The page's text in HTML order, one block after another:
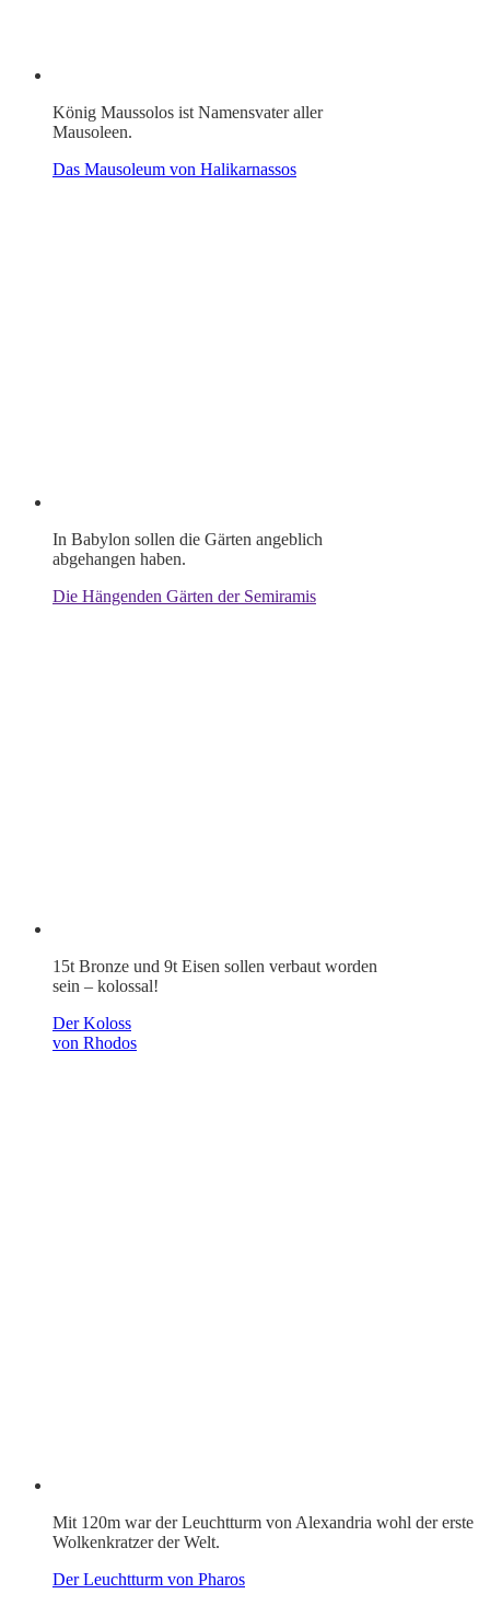
König Maussolos ist Namensvater aller
Mausoleen.
Das Mausoleum von Halikarnassos
In Babylon sollen die Gärten angeblich
abgehangen haben.
Die Hängenden Gärten der Semiramis
15t Bronze und 9t Eisen sollen verbaut worden
sein – kolossal!
Der Koloss
von Rhodos
Mit 120m war der Leuchtturm von Alexandria wohl der erste
Wolkenkratzer der Welt.
Der Leuchtturm von Pharos